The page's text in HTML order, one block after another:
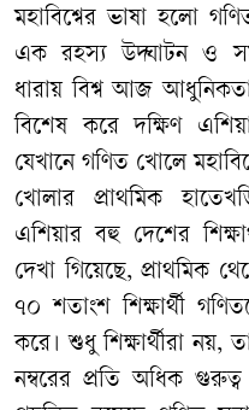
মহাবিশ্বের ভাষা হলো
এক রহস্য উদ্ঘাটন ও
ধারায় বিশ্ব আজ
বিশেষ করে দক্ষিণ
যেখানে গণিত খোলে
খোলার প্রাথমিক
এশিয়ার বহু দেশের
দেখা গিয়েছে, প্রাথমিক
৭০ শতাংশ শিক্ষার্থী
করে। শুধু শিক্ষার্থীরা নয়,
নম্বরের প্রতি অধিক